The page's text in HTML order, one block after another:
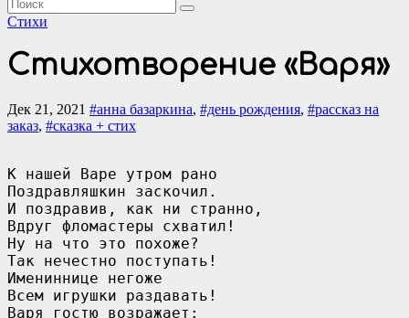
Стихи
Стихотворение «Варя»
Дек 21, 2021 #анна базаркина, #день рождения, #рассказ на
заказ, #сказка + стих
К нашей Варе утром рано
Поздравляшкин заскочил.
И поздравив, как ни странно,
Вдруг фломастеры схватил!
Ну на что это похоже?
Так нечестно поступать!
Имениннице негоже
Всем игрушки раздавать!
Варя гостю возражает: